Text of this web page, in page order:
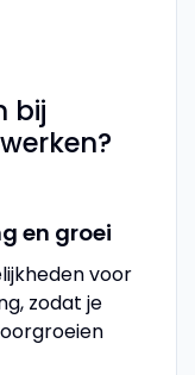
bij
en groei
voor
zodat je